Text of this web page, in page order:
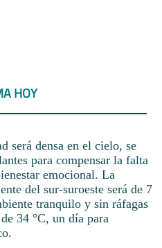
HOY
será densa en el cielo, se
para compensar la falta
emocional. La
del sur-suroeste será de 7
tranquilo y sin ráfagas
34 °C, un día para